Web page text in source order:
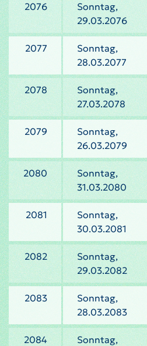
2076
Sonntag,
29.03.2076
2077
Sonntag,
28.03.2077
2078
Sonntag,
27.03.2078
2079
Sonntag,
26.03.2079
2080
Sonntag,
31.03.2080
2081
Sonntag,
30.03.2081
2082
Sonntag,
29.03.2082
2083
Sonntag,
28.03.2083
2084
Sonntag,